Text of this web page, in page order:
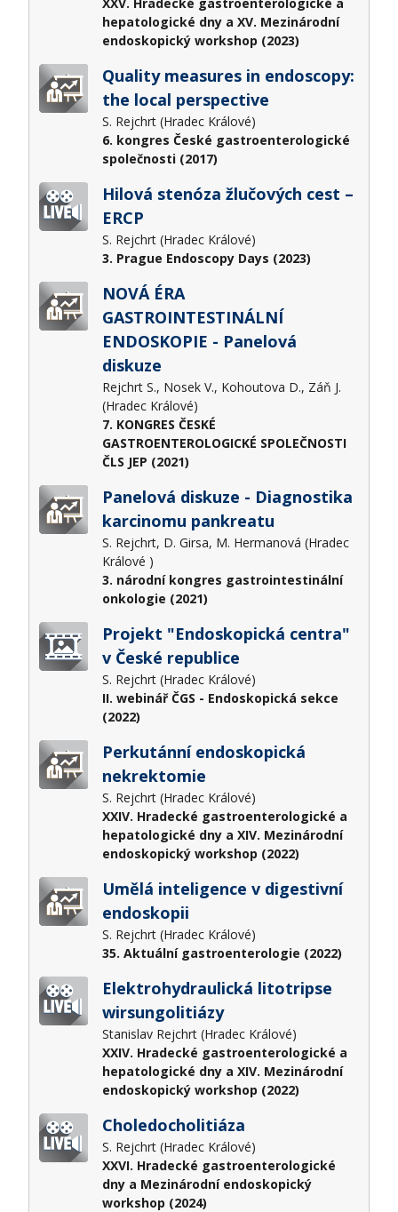
hepatologické dny a XV. Mezinárodní
endoskopický workshop (2023)
Quality measures in endoscopy:
the local perspective
S. Rejchrt (Hradec Králové)
6. kongres České gastroenterologické
společnosti (2017)
Hilová stenóza žlučových cest –
ERCP
S. Rejchrt (Hradec Králové)
3. Prague Endoscopy Days (2023)
NOVÁ ÉRA
GASTROINTESTINÁLNÍ
ENDOSKOPIE - Panelová
diskuze
Rejchrt S., Nosek V., Kohoutova D., Záň J.
(Hradec Králové)
7. KONGRES ČESKÉ
GASTROENTEROLOGICKÉ SPOLEČNOSTI
ČLS JEP (2021)
Panelová diskuze - Diagnostika
karcinomu pankreatu
S. Rejchrt, D. Girsa, M. Hermanová (Hradec
Králové )
3. národní kongres gastrointestinální
onkologie (2021)
Projekt "Endoskopická centra"
v České republice
S. Rejchrt (Hradec Králové)
II. webinář ČGS - Endoskopická sekce
(2022)
Perkutánní endoskopická
nekrektomie
S. Rejchrt (Hradec Králové)
XXIV. Hradecké gastroenterologické a
hepatologické dny a XIV. Mezinárodní
endoskopický workshop (2022)
Umělá inteligence v digestivní
endoskopii
S. Rejchrt (Hradec Králové)
35. Aktuální gastroenterologie (2022)
Elektrohydraulická litotripse
wirsungolitiázy
Stanislav Rejchrt (Hradec Králové)
XXIV. Hradecké gastroenterologické a
hepatologické dny a XIV. Mezinárodní
endoskopický workshop (2022)
Choledocholitiáza
S. Rejchrt (Hradec Králové)
XXVI. Hradecké gastroenterologické
dny a Mezinárodní endoskopický
workshop (2024)